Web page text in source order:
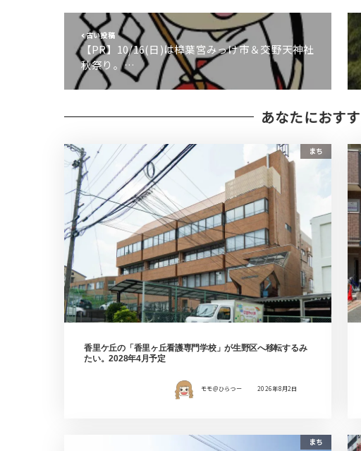
古い投稿
【PR】10/16(日)は樟葉宮みっけ市＆交野天神社
秋祭り。…
あなたにおす
まち
香里ケ丘の「香里ヶ丘看護専門学校」が生野区へ移転するみ
たい。2028年4月予定
モモ＠ひらつー 2026年8月2日
まち